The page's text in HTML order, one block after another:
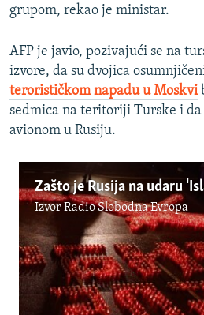
grupom, rekao je ministar.
AFP je javio, pozivajući se na
izvore, da su dvojica
terorističkom napadu u Moskvi
sedmica na teritoriji Turske i
avionom u Rusiju.
IzvorRadio Slobodna Evropa